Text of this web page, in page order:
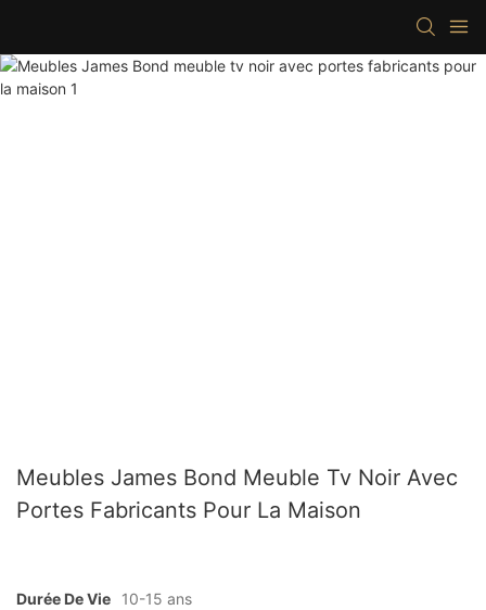
Meubles James Bond Meuble Tv Noir Avec
Portes Fabricants Pour La Maison
Durée De Vie
10-15 ans